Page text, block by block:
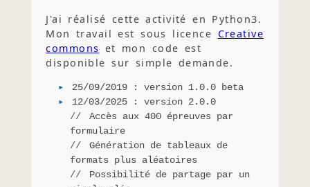
J'ai réalisé cette activité en Python3.
Mon travail est sous licence Creative
commons et mon code est
disponible sur simple demande.
25/09/2019 : version 1.0.0 beta
12/03/2025 : version 2.0.0
Accès aux 400 épreuves par
formulaire
Génération de tableaux de
formats plus aléatoires
Possibilité de partage par un